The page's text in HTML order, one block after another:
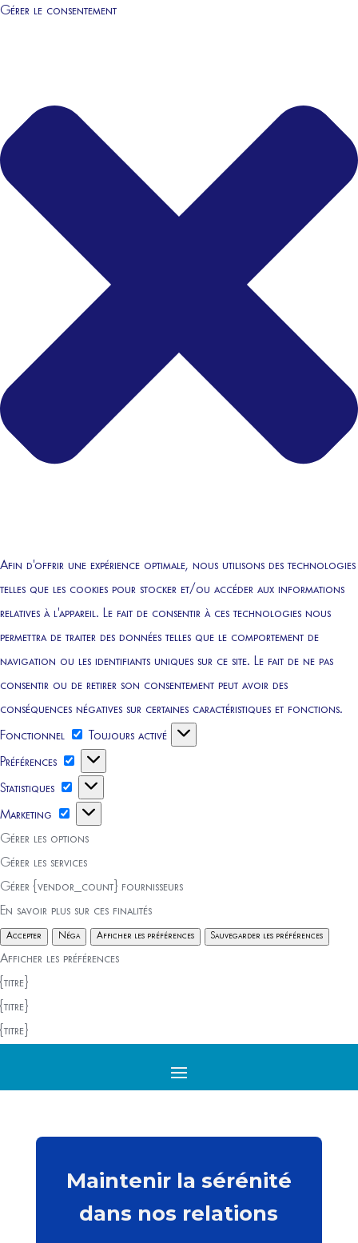
Gérer le consentement
Afin d'offrir une expérience optimale, nous utilisons des technologies
telles que les cookies pour stocker et/ou accéder aux informations
relatives à l'appareil. Le fait de consentir à ces technologies nous
permettra de traiter des données telles que le comportement de
navigation ou les identifiants uniques sur ce site. Le fait de ne pas
consentir ou de retirer son consentement peut avoir des
conséquences négatives sur certaines caractéristiques et fonctions.
Fonctionnel
Fonctionnel
Toujours activé
Préférences
Préférences
Statistiques Statistiques
Marketing
Marketing
Gérer les options
Gérer les services
Gérer {vendor_count} fournisseurs
En savoir plus sur ces finalités
Accepter Néga Afficher les préférences Sauvegarder les préférences
Afficher les préférences
{titre}
{titre}
{titre}
Maintenir la sérénité
dans nos relations